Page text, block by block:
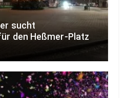
sucht
den Heßmer-Platz